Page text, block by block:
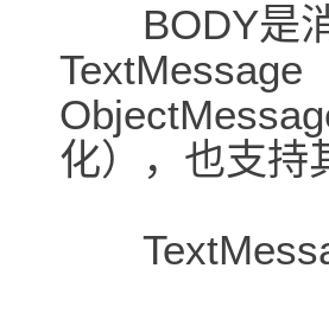
BODY是消
TextMessage
化），也支持